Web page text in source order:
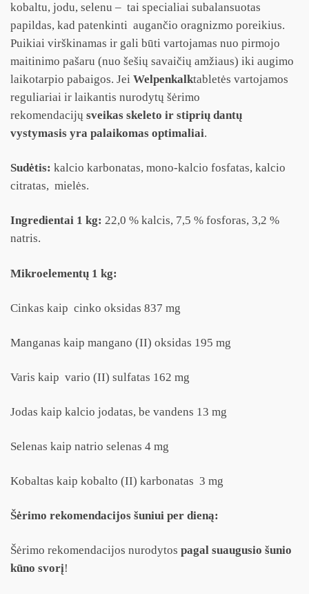
kobaltu, jodu, selenu – tai specialiai subalansuotas
papildas, kad patenkinti augančio oragnizmo poreikius.
Puikiai virškinamas ir gali būti vartojamas nuo pirmojo
maitinimo pašaru (nuo šešių savaičių amžiaus) iki augimo
laikotarpio pabaigos. Jei Welpenkalktabletės vartojamos
reguliariai ir laikantis nurodytų šėrimo
rekomendacijų sveikas skeleto ir stiprių dantų
vystymasis yra palaikomas optimaliai.
Sudėtis: kalcio karbonatas, mono-kalcio fosfatas, kalcio
citratas, mielės.
Ingredientai 1 kg: 22,0 % kalcis, 7,5 % fosforas, 3,2 %
natris.
Mikroelementų 1 kg:
Cinkas kaip cinko oksidas 837 mg
Manganas kaip mangano (II) oksidas 195 mg
Varis kaip vario (II) sulfatas 162 mg
Jodas kaip kalcio jodatas, be vandens 13 mg
Selenas kaip natrio selenas 4 mg
Kobaltas kaip kobalto (II) karbonatas 3 mg
Šėrimo rekomendacijos šuniui per dieną:
Šėrimo rekomendacijos nurodytos pagal suaugusio šunio
kūno svorį!